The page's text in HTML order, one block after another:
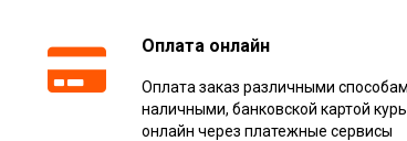
Оплата онлайн
Оплата заказ различными
наличными, банковской картой
онлайн через платежные сервисы